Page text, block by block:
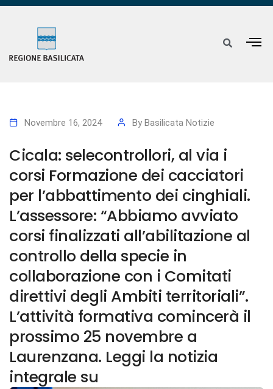
Novembre 16, 2024 By Basilicata Notizie
Cicala: selecontrollori, al via i
corsi Formazione dei cacciatori
per l’abbattimento dei cinghiali.
L’assessore: “Abbiamo avviato
corsi finalizzati all’abilitazione al
controllo della specie in
collaborazione con i Comitati
direttivi degli Ambiti territoriali”.
L’attività formativa comincerà il
prossimo 25 novembre a
Laurenzana. Leggi la notizia
integrale su